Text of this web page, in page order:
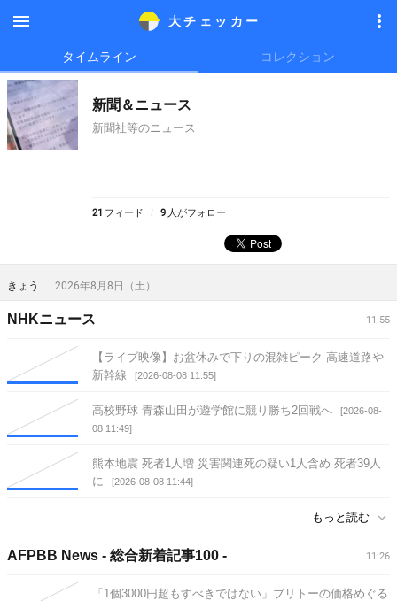
大チェッカ ー
新聞＆ニュース
新聞社等のニュース
21 フィード 9 人がフォロー
タイムライン コレクション
きょう 2026年8月8日（土）
11:55
NHKニュース
【ライブ映像】お盆休みで下りの混雑ピーク 高速道路や
新幹線
[2026-08-08 11:55]
高校野球 青森山田が遊学館に競り勝ち2回戦へ
[2026-08-
08 11:49]
熊本地震 死者1人増 災害関連死の疑い1人含め 死者39人
に
[2026-08-08 11:44]
もっと読む
11:26
AFPBB News - 総合新着記事100 -
「1個3000円超もすべきではない」ブリトーの価格めぐる